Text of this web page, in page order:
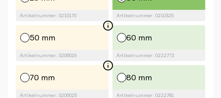
Artikelnummer: 0210170 Artikelnummer: 0210325
50 mm
Artikelnummer: 0206519
60 mm
Artikelnummer: 0222772
70 mm
Artikelnummer: 0206525
80 mm
Artikelnummer: 0222781